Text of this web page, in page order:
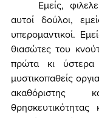
αυτοί δούλοι,
υπερομαντικοί.
θιασώτες του
πρώτα κι ύστερα
μυστικοπαθείς
ακαθόριστης